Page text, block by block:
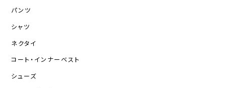
パンツ
シャツ
ネクタイ
コート・インナーベスト
シューズ